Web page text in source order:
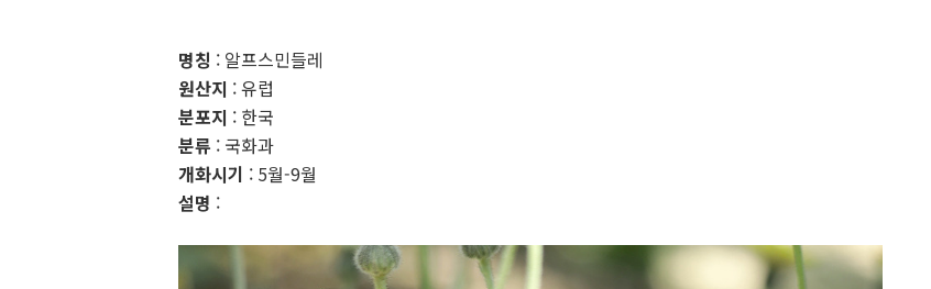
명칭 : 알프스민들레
원산지 : 유럽
분포지 : 한국
분류 : 국화과
개화시기 : 5월-9월
설명 :